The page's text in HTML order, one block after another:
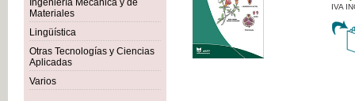
Ingeniería Mecánica y de
Materiales
Lingüística
Otras Tecnologías y Ciencias
Aplicadas
Varios
IVA